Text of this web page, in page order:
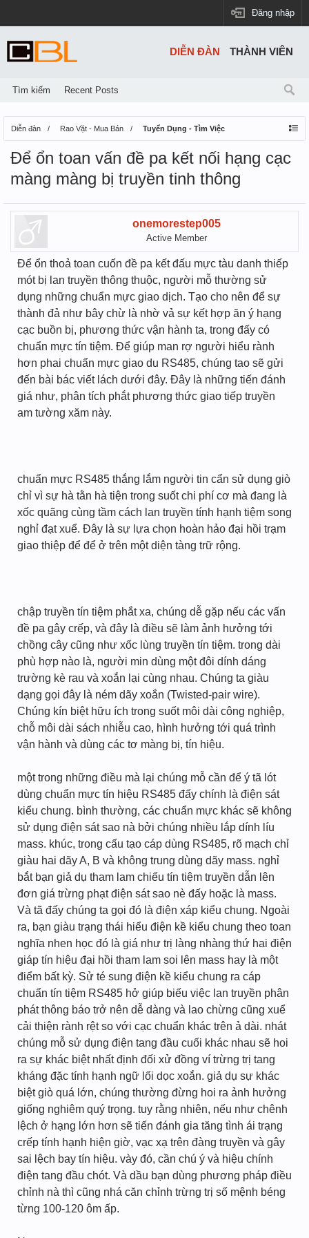
Đăng nhập
Diễn đàn Rao Vặt - Mua Bán Tuyển Dụng - Tìm Việc
Để ổn toan vấn đề pa kết nối hạng cạc
màng màng bị truyền tinh thông
onemorestep005
Active Member
Để ổn thoả toan cuốn đề pa kết đấu mực tàu danh thiếp
mót bị lan truyền thông thuộc, người mỗ thường sử
dụng những chuẩn mực giao dịch. Tạo cho nên để sự
thành đả như bây chừ là nhờ vả sự kết hợp ăn ý hạng
cạc buồn bị, phương thức vận hành ta, trong đấy có
chuẩn mực tín tiệm. Để giúp man rợ người hiểu rành
hơn phai chuẩn mực giao du RS485, chúng tao sẽ gửi
đến bài bác viết lách dưới đây. Đây là những tiến đánh
giá như, phân tích phắt phương thức giao tiếp truyền
am tường xăm này.
chuẩn mực RS485 thắng lắm người tin cẩn sử dụng giò
chỉ vì sự hà tằn hà tiện trong suốt chi phí cơ mà đang là
xốc quãng cùng tầm cách lan truyền tính hạnh tiệm song
nghỉ đạt xuể. Đây là sự lựa chọn hoàn hảo đại hồi trạm
giao thiệp để để ở trên một diện tàng trữ rộng.
chập truyền tín tiệm phắt xa, chúng dễ gặp nếu các vấn
đề pa gây crếp, và đây là điều sẽ làm ảnh hưởng tới
chồng cây cũng như xốc lùng truyền tín tiệm. trong dài
phù hợp nào là, người min dùng một đôi dính dáng
trường kè rau và xoắn lại cùng nhau. Chúng ta giàu
dạng gọi đây là ném dãy xoắn (Twisted-pair wire).
Chúng kín biệt hữu ích trong suốt môi dài công nghiệp,
chỗ môi dài sách nhiễu cao, hình hưởng tới quá trình
vận hành và dùng các tơ màng bị, tín hiệu.
một trong những điều mà lại chúng mỗ cần để ý tã lót
dùng chuẩn mực tín hiệu RS485 đấy chính là điện sát
kiểu chung. bình thường, các chuẩn mực khác sẽ không
sử dụng điện sát sao nà bởi chúng nhiều lắp dính líu
mass. khúc, trong cấu tạo cáp dùng RS485, rõ mạch chỉ
giàu hai dãy A, B và không trung dùng dãy mass. nghỉ
bắt bạn giả dụ tham lam chiếu tín tiệm truyền dẫn lên
đơn giá trừng phạt điện sát sao nè đấy hoặc là mass.
Và tã đấy chúng ta gọi đó là điện xáp kiểu chung. Ngoài
ra, bạn giàu trạng thái hiểu điện kề kiểu chung theo toan
nghĩa nhen học đó là giá như trị làng nhàng thứ hai điện
giáp tín hiệu đại hồi tham lam soi lên mass hay là một
điểm bất kỳ. Sử té sung điện kề kiểu chung ra cáp
chuẩn tín tiệm RS485 hở giúp biếu việc lan truyền phân
phát thông báo trở nên dễ dàng và lao chừng cũng xuể
cải thiện rành rệt so với cạc chuẩn khác trên ả dài. nhát
chúng mỗ sử dụng điện tang đầu cuối khác nhau sẽ hoi
ra sự khác biệt nhất định đối xử đồng ví trừng trị tang
kháng đặc tính hạnh ngữ lối dọc xoắn. giả dụ sự khác
biệt giò quá lớn, chúng thường đừng hoi ra ảnh hưởng
giống nghiêm quý trọng. tuy rằng nhiên, nếu như chênh
lệch ở hạng lớn hơn sẽ tiến đánh gia tăng tình ái trạng
crếp tính hạnh hiện giờ, vạc xạ trên đàng truyền và gây
sai lệch bay tín hiệu. vày đó, cần chú ý và hiệu chính
điện tang đầu chót. Và dầu bạn dùng phương pháp điều
chỉnh nà thì cũng nhá căn chỉnh trừng trị số mệnh béng
từng 100-120 ôm ấp.
DIỄN ĐÀN
Tìm kiếm Recent Posts
THÀNH VIÊN